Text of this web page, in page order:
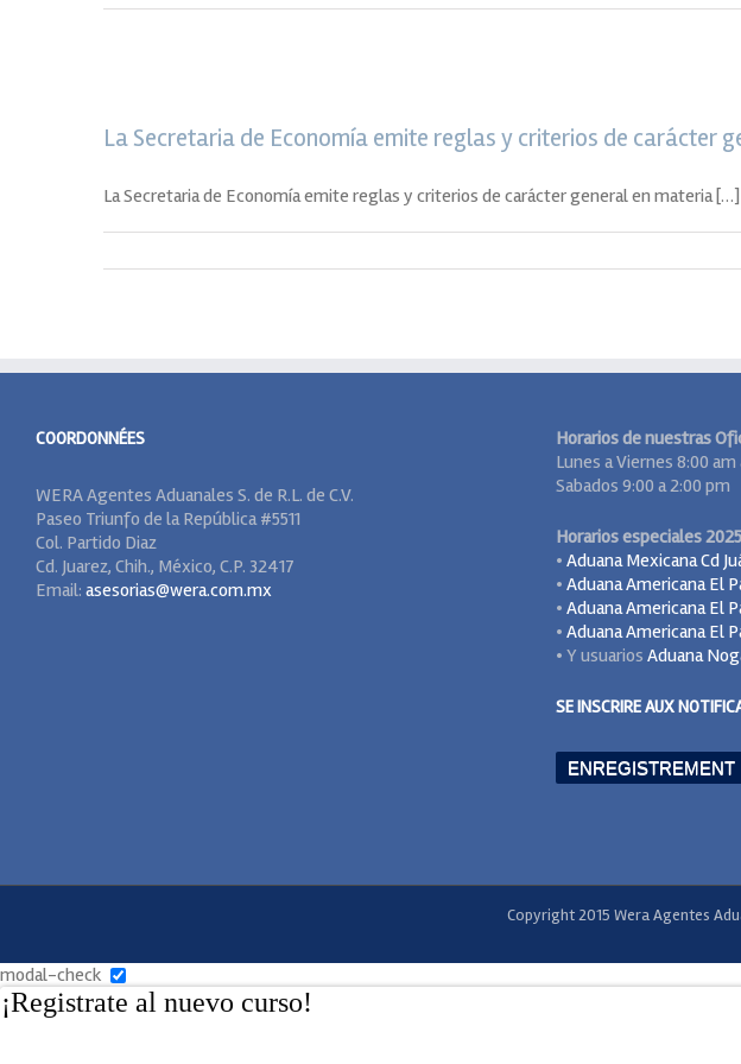
La Secretaria de Economía emite reglas y criterios de carácter
La Secretaria de Economía emite reglas y criterios de carácter general en materia […]
COORDONNÉES
WERA Agentes Aduanales S. de R.L. de C.V.
Paseo Triunfo de la República #5511
Col. Partido Diaz
Cd. Juarez, Chih., México, C.P. 32417
Email: asesorias@wera.com.mx
Horarios de nuestras
Lunes a Viernes 8:00 am
Sabados 9:00 a 2:00 pm
Horarios especiales
• Aduana Mexicana Cd
• Aduana Americana El
• Aduana Americana El
• Aduana Americana El
• Y usuarios Aduana
SE INSCRIRE AUX
ENREGISTREMENT
Copyright 2015 Wera Agentes
modal-check
¡Registrate al nuevo curso!